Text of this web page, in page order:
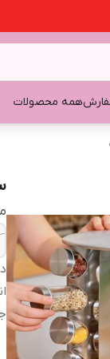
همه محصولات